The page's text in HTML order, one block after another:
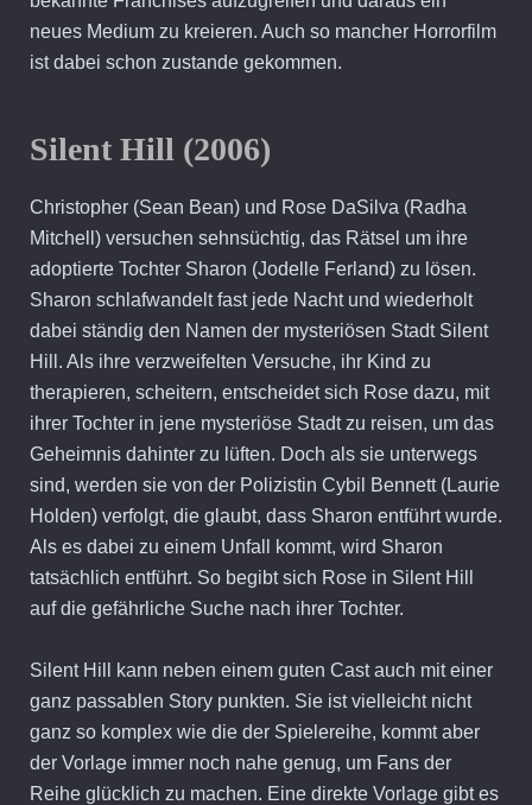
neues Medium zu kreieren. Auch so mancher Horrorfilm
ist dabei schon zustande gekommen.
Silent Hill (2006)
Christopher (Sean Bean) und Rose DaSilva (Radha
Mitchell) versuchen sehnsüchtig, das Rätsel um ihre
adoptierte Tochter Sharon (Jodelle Ferland) zu lösen.
Sharon schlafwandelt fast jede Nacht und wiederholt
dabei ständig den Namen der mysteriösen Stadt Silent
Hill. Als ihre verzweifelten Versuche, ihr Kind zu
therapieren, scheitern, entscheidet sich Rose dazu, mit
ihrer Tochter in jene mysteriöse Stadt zu reisen, um das
Geheimnis dahinter zu lüften. Doch als sie unterwegs
sind, werden sie von der Polizistin Cybil Bennett (Laurie
Holden) verfolgt, die glaubt, dass Sharon entführt wurde.
Als es dabei zu einem Unfall kommt, wird Sharon
tatsächlich entführt. So begibt sich Rose in Silent Hill
auf die gefährliche Suche nach ihrer Tochter.
Silent Hill kann neben einem guten Cast auch mit einer
ganz passablen Story punkten. Sie ist vielleicht nicht
ganz so komplex wie die der Spielereihe, kommt aber
der Vorlage immer noch nahe genug, um Fans der
Reihe glücklich zu machen. Eine direkte Vorlage gibt es